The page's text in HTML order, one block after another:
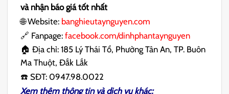
và nhận báo giá tốt nhất
🌐 Website: banghieutaynguyen.com
🔗 Fanpage:facebook.com/dinhphantaynguyen
🏠 Địa chỉ: 185 Lý Thái Tổ, Phường Tân An, TP. Buôn
Ma Thuột, Đắk Lắk
☎️ SĐT: 0947.98.0022
Xem thêm thông tin và dịch vụ khác: